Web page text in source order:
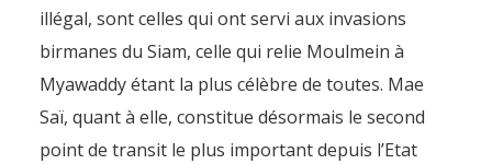
illégal, sont celles qui ont servi aux invasions
birmanes du Siam, celle qui relie Moulmein à
Myawaddy étant la plus célèbre de toutes. Mae
Saï, quant à elle, constitue désormais le second
point de transit le plus important depuis l’Etat